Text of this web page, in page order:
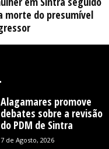
morte do presumível
Alagamares promove
debates sobre a revisão
do PDM de Sintra
7 de Agosto, 2026